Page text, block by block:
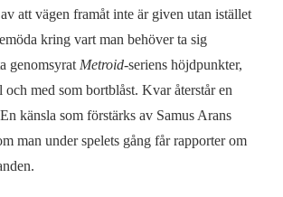
att vägen framåt inte är given utan istället
kring vart man behöver ta sig
genomsyrat Metroid-seriens höjdpunkter,
med som bortblåst. Kvar återstår en
känsla som förstärks av Samus Arans
man under spelets gång får rapporter om